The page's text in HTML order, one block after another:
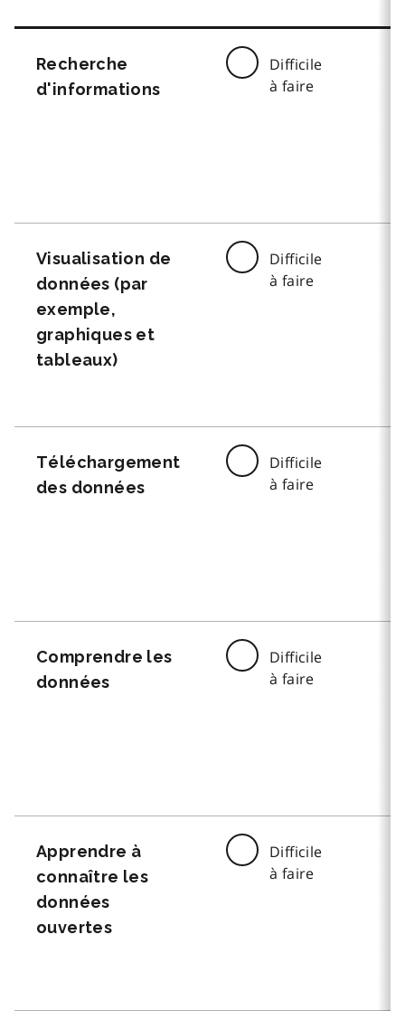
Recherche
d'informations
Difficile
à faire
Visualisation de
données (par
exemple,
graphiques et
tableaux)
Difficile
à faire
Téléchargement
des données
Difficile
à faire
Comprendre les
données
Difficile
à faire
Apprendre à
connaître les
données
ouvertes
Difficile
à faire